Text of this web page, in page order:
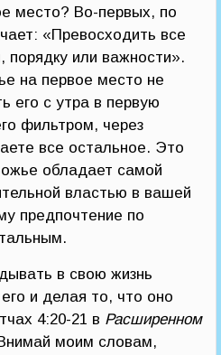
место? Во-первых, по
«Превосходить все
порядку или важности».
на первое место не
его с утра в первую
фильтром, через
все остальное. Это
обладает самой
властью в вашей
предпочтение по
в свою жизнь
и делая то, что оно
4:20-21 в Расширенном
моим словам,